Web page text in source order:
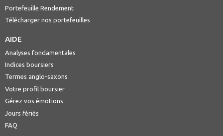
Portefeuille Rendement
Télécharger nos portefeuilles
AIDE
Analyses fondamentales
Indices boursiers
Termes anglo-saxons
Votre profil boursier
Gérez vos émotions
Jours fériés
FAQ